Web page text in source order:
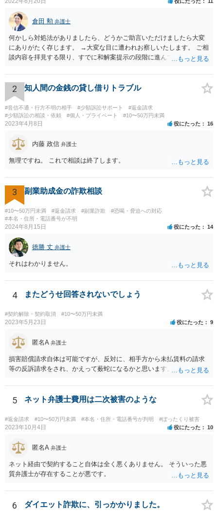
倉田 勲 弁護士
何かしら対処法がありましたら、どうかご助言いただけましたら大変
にありがたく存じます。 →大変な目に遭われお察しいたします。 ご相
談内容を拝見する限り、すでに和解案提示の段階に進んでいるとなる
にあたってはそれらの書面や証拠を拝見しないと適切な回答は難しい
ですので、書面などをもってお近くの法律事務所でセカンドオピニオ
ンを受けることをお勧めします。
2 知人間の金銭の貸し借りトラブル
#音信不通・行方不明の相手 #少額訴訟サポート
#返金請求
#少額訴訟の相談・依頼
#個人・プライベート #10〜50万円未満
2023年4月8日 役にたった 16
内藤 政信 弁護士
無理ですね。 これで相談は終了します。
3 副業助成金の詐欺相談
#10〜50万円未満 #返金請求 #副業詐欺
#恐喝・脅迫への対応
#本名・住所・電話番号が不明
2024年8月15日 役にたった 14
徳勝 丈 弁護士
それはわかりません。
4 またどうせ回答されないでしょう
#契約解除・契約取消 #10〜50万円未満
2023年5月23日 役にたった 9
匿名A 弁護士
損害賠償請求自体は可能ですが、反対に、相手方から未払賃料の請求
等の反訴請求をされ、かえって薮蛇になるかと思います。
5 ネット弁護士費用は二次被害のような
#返金請求 #10〜50万円未満 #本名・住所・電話番号が判明 #ぼったくり被害
2023年10月4日 役にたった 10
匿名A 弁護士
ネット経由で契約すること自体は全く悪くありません。 そういった悪
質弁護士が存在することが悪です。
6 ダイエット詐欺に、引っかかりました。